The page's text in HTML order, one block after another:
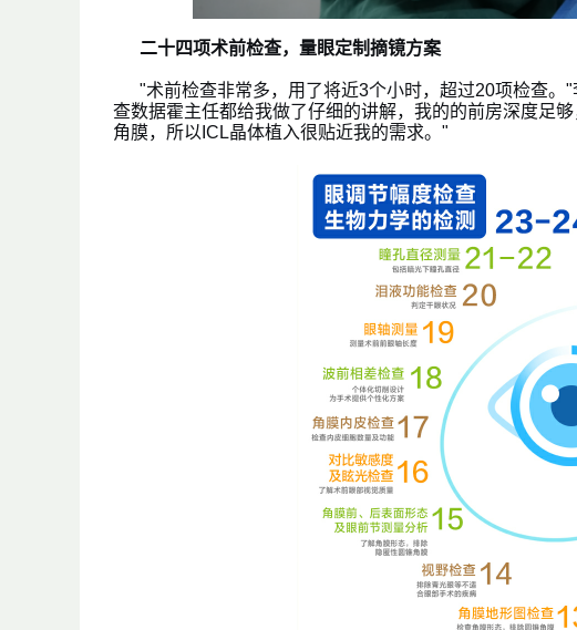
二十四项术前检查，量眼定制摘镜方案
"术前检查非常多，用了将近3个小时，超过20项检查
查数据霍主任都给我做了仔细的讲解，我的的前房深度足
角膜，所以ICL晶体植入很贴近我的需求。"